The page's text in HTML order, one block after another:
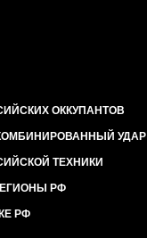
ОККУПАНТОВ
УДАР
ТЕХНИКИ
РФ
РФ